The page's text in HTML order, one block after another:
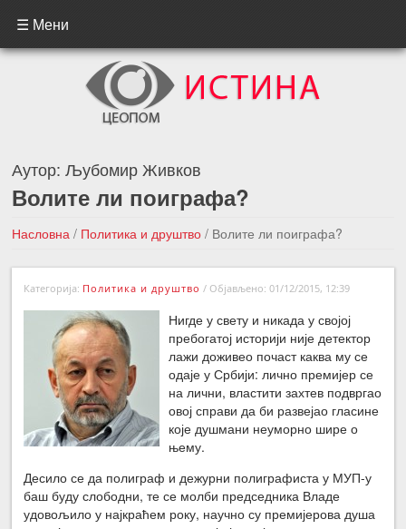
☰ Мени
Аутор:Љубомир Живков
Волите ли поиграфа?
Насловна / Политика и друштво / Волите ли поиграфа?
←Претходна вест
Следећа вест →
Категорија: Политика и друштво / Објављено: 01/12/2015, 12:39
Нигде у свету и никада у својој
пребогатој историји није детектор
лажи доживео почаст каква му се
одаје у Србији: лично премијер се
на лични, властити захтев подвргао
овој справи да би развејао гласине
које душмани неуморно шире о
њему.
Десило се да полиграф и дежурни полиграфиста у МУП-у
баш буду слободни, те се молби председника Владе
удовољило у најкраћем року, научно су премијерова душа